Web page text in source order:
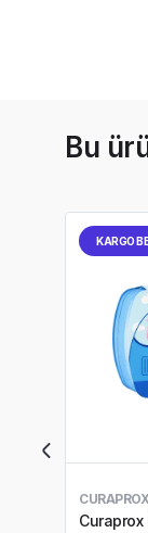
Bu
KARGO
CURAPROX